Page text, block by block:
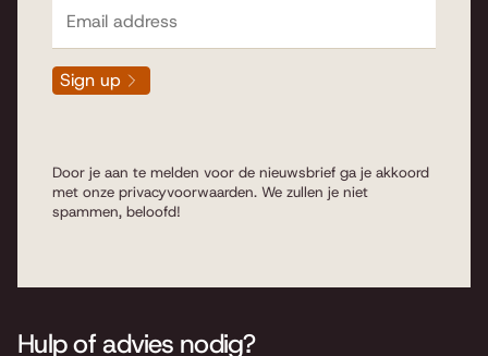
Sign up
Door je aan te melden voor de nieuwsbrief ga je akkoord
met onze privacyvoorwaarden. We zullen je niet
spammen, beloofd!
Hulp of advies nodig?